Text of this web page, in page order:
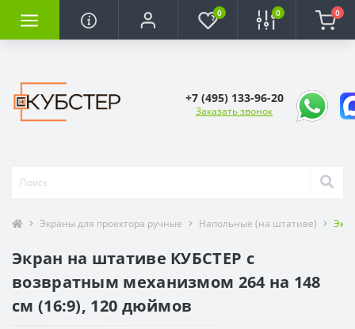
0 0 0
+7 (495) 133-96-20
Заказать звонок
Экраны для проектора ручные Напольные (на штативе)
Экран на штативе КУБСТЕР с
возвратным механизмом 264 на 148
см (16:9), 120 дюймов